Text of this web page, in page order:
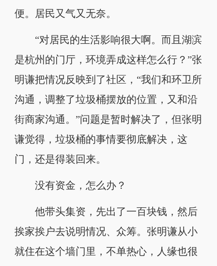
便。居民又气又无奈。
“对居民的生活影响很大啊。而且湖滨
是杭州的门厅，环境弄成这样怎么行？”张
明谦把情况反映到了社区，“我们和环卫所
沟通，调整了垃圾桶摆放的位置，又和沿
街商家沟通。”问题是暂时解决了，但张明
谦觉得，垃圾桶的事情要彻底解决，这
门，还是得装回来。
没有资金，怎么办？
他带头集资，先出了一百块钱，然后
挨家挨户去说明情况、众筹。张明谦从小
就住在这个墙门里，不单热心，人缘也很